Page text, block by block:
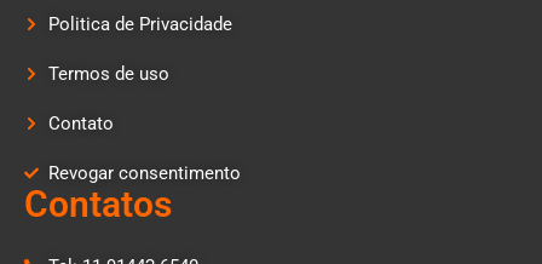
Politica de Privacidade
Termos de uso
Contato
Revogar consentimento
Contatos